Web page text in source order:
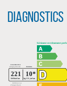
Diagnostics